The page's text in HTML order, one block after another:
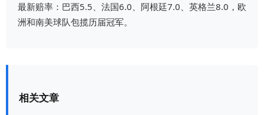
最新赔率：巴西5.5、法国6.0、阿根廷7.0、英格兰8.0，欧
洲和南美球队包揽历届冠军。
相关文章